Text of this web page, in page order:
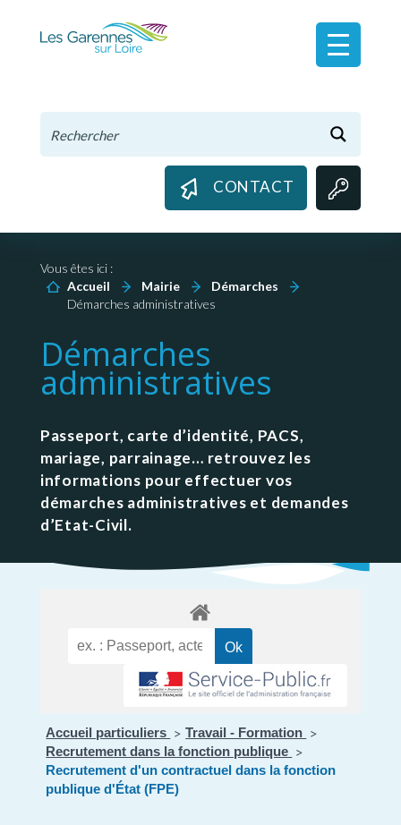
CONTACT
Vous êtes ici :
Accueil
Mairie
Démarches
Démarches administratives
Démarches
administratives
Passeport, carte d’identité, PACS,
mariage, parrainage… retrouvez les
informations pour effectuer vos
démarches administratives et demandes
d’Etat-Civil.
Accueil particuliers > Travail - Formation >
Recrutement dans la fonction publique >
Recrutement d'un contractuel dans la fonction
publique d'État (FPE)